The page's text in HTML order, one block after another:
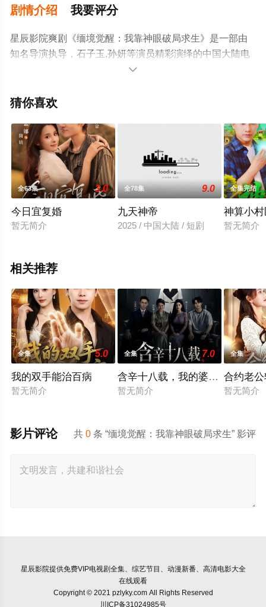
剧情介绍 我要评分
星辰影院爽剧《缅境觉醒：我靠神眼破局求生》是一部由
知名导演执导，石子玉,孙妍等演员精彩演绎的中国大陆电
视剧，大结局剧情已揭晓（1-1全集），手机免费观看高清
移步至豆瓣电视剧、电视猫或剧情网等平台了解。

猜你喜欢
全63集 3.0
今日宜复婚
暂无简介
全78集 9.0
九天神帝
2025 / 中国大陆 / 短剧
全集完结
神算小
暂无简介
相关推荐
全集 5.0
我的双手能治百病
暂无简介
全集 7.0
含辛十八载，我的婆家全是假的
暂无简介
全集
合约老
暂无简介
共0 条 “缅境觉醒：我靠神眼破局求生” 影评
影片评论
星辰影院提供免费VIP电视剧全集、综艺节目、动漫新番、高清电影大全
在线观看
Copyright © 2021 pzlyky.com All Rights Reserved
川ICP备31024985号